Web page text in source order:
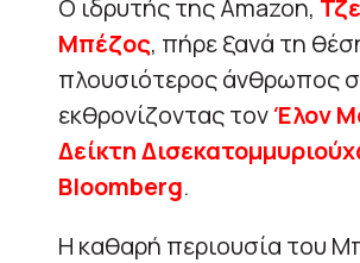
O ιδρυτής της Amazon,
Μπέζος, πήρε ξανά τη
πλουσιότερος άνθρωπος
εκθρονίζοντας τονΈλον
Δείκτη
Bloomberg.
Η καθαρή περιουσία του